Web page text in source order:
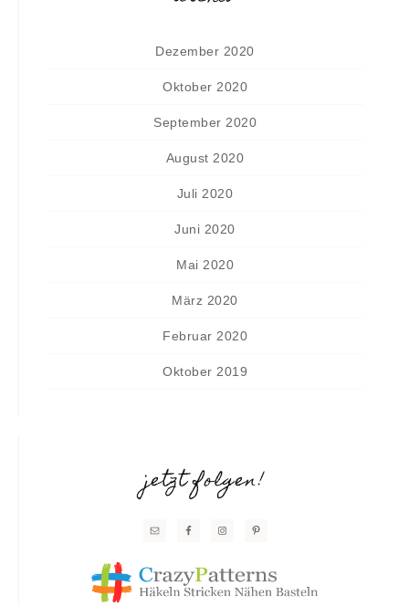
Dezember 2020
Oktober 2020
September 2020
August 2020
Juli 2020
Juni 2020
Mai 2020
März 2020
Februar 2020
Oktober 2019
jetzt folgen!